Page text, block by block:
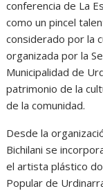
conferencia de La
como un pincel
considerado por la
organizada por la
Municipalidad de
patrimonio de la
de la comunidad.
Desde la
Bichilani se
el artista plástico
Popular de